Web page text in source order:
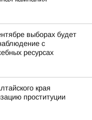
выборах будет
с
ресурсах
края
проституции